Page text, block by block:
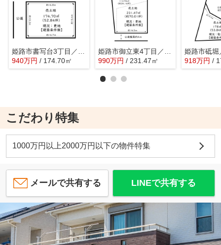
940万円 / 174.70㎡
990万円 / 231.47㎡
姫路市砥堀
918万円 /
こだわり特集
1000万円以上2000万円以下の物件特集
メールで共有する LINEで共有する